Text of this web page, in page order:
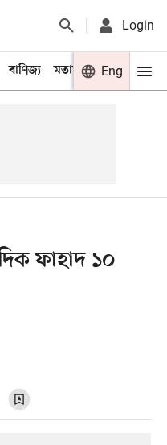
Login
বাণিজ্য মতামত খেলা
Eng
ফাহাদ ১০